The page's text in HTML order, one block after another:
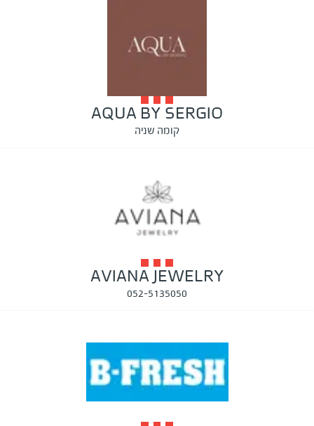
AQUA BY SERGIO
קומה שניה
AVIANA JEWELRY
052-5135050